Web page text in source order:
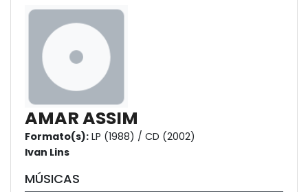
AMAR ASSIM
Formato(s): LP (1988) / CD (2002)
Ivan Lins
MÚSICAS